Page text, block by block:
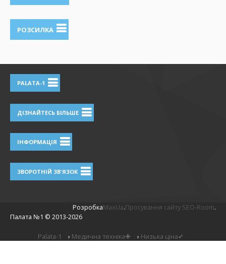
РОЗСИЛКА
PALATA-1
ДІЗНАЙТЕСЬ БІЛЬШЕ
ІНФОРМАЦІЯ
ЗВОРОТНІЙ ЗВ'ЯЗОК
РозробкаMaxUa.Просування сайту SEO-Room.
Палата №1 © 2013-2026
Palata-1 › Медична техніка✚ › Низька ціна✔